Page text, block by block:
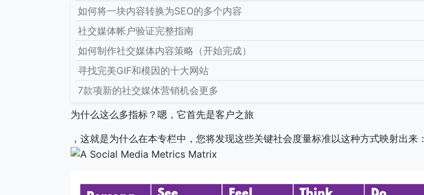
如何将一块内容转换为SEO的多个内容
社交媒体帐户验证完整指南
如何制作社交媒体内容策略（开始完成）
寻找完美GIF和模因的十大网站
7款项新的社交媒体营销机会更多
为什么这么多指标？嗯，它首先是客户之旅
，这就是为什么在本专栏中，您将发现这些关键社会度量标准以这种方式映射出来：